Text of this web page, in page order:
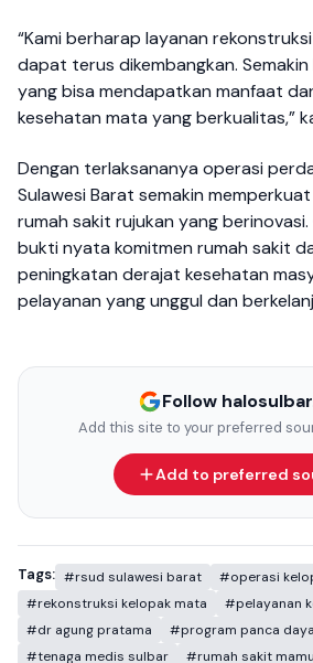
“Kami berharap layanan
dapat terus dikembangkan.
yang bisa mendapatkan manfaat
kesehatan mata yang berkualitas,”
Dengan terlaksananya operasi
Sulawesi Barat semakin
rumah sakit rujukan yang berinovasi.
bukti nyata komitmen rumah sakit
peningkatan derajat kesehatan
pelayanan yang unggul dan
Follow
Add this site to your preferred
Add to preferred
Tags: #rsud sulawesi barat
#operasi
#rekonstruksi kelopak mata
#pelayanan
#dr agung pratama
#program panca daya
#tenaga medis sulbar
#rumah sakit